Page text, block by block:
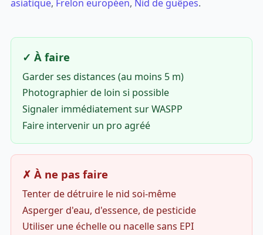
asiatique, Frelon européen, Nid de guêpes.
✓ À faire
Garder ses distances (au moins 5 m)
Photographier de loin si possible
Signaler immédiatement sur WASPP
Faire intervenir un pro agréé
✗ À ne pas faire
Tenter de détruire le nid soi-même
Asperger d'eau, d'essence, de pesticide
Utiliser une échelle ou nacelle sans EPI